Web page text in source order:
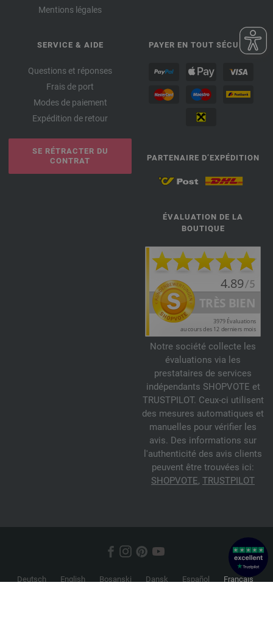
Mentions légales
SERVICE & AIDE
Questions et réponses
Frais de port
Modes de paiement
Expédition de retour
SE RÉTRACTER DU
CONTRAT
PAYER EN TOUT SÉCURITÉ
PARTENAIRE D’EXPÉDITION
ÉVALUATION DE LA
BOUTIQUE
Notre société collecte les
évaluations via les
prestataires de services
indépendants SHOPVOTE et
TRUSTPILOT. Ceux-ci utilisent
des mesures automatiques et
manuelles pour vérifier les
avis. Des informations sur
l'authenticité des avis clients
peuvent être trouvées ici:
SHOPVOTE, TRUSTPILOT
Deutsch English Bosanski Dansk Español
Français